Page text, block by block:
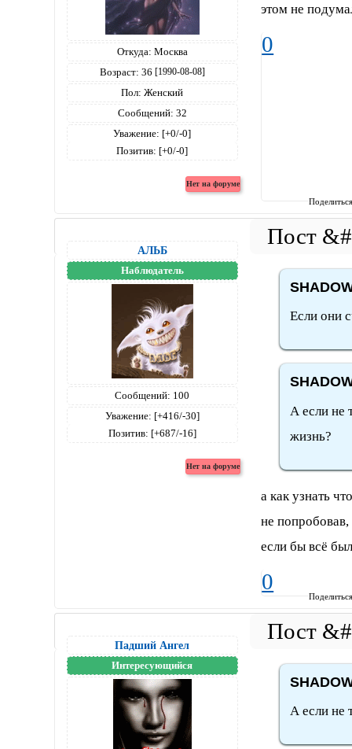
Откуда: Москва
Возраст: 36 [1990-08-08]
Пол: Женский
Сообщений: 32
Уважение: [+0/-0]
Позитив: [+0/-0]
этом не
0
АЛЬБ
Наблюдатель
Сообщений: 100
Уважение: [+416/-30]
Позитив: [+687/-16]
Если они
А если не
жизнь?
а как узнать
не попробовав,
если бы всё
0
Падший Ангел
Интересующийся
А если не